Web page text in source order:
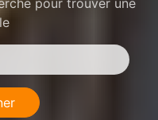
pour trouver une